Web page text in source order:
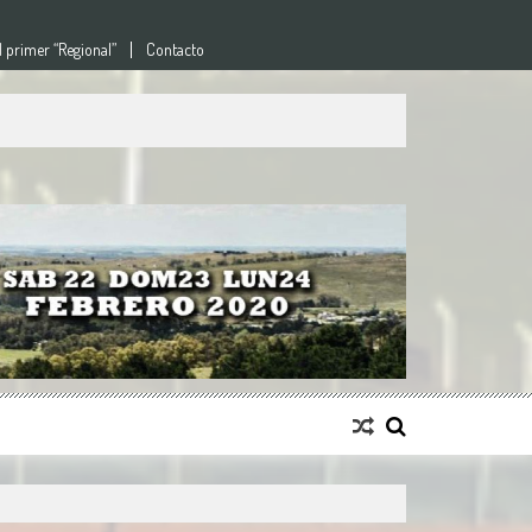
primer “Regional” Contacto